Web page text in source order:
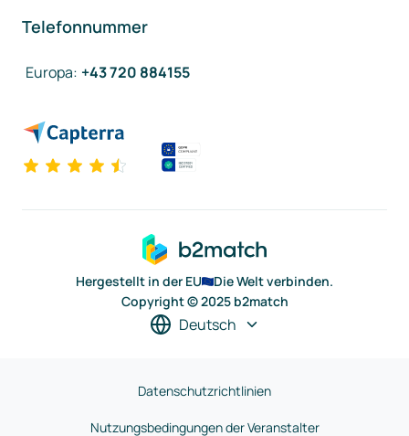
Telefonnummer
Europa: +43 720 884155
Hergestellt in der EU
Die Welt verbinden.
Copyright © 2025 b2match
Deutsch
Datenschutzrichtlinien
Nutzungsbedingungen der Veranstalter